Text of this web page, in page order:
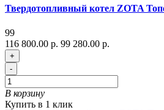
Твердотопливный котел ZOTA
99
116 800.00 р. 99 280.00 р.
+
-
В корзину
Купить в 1 клик